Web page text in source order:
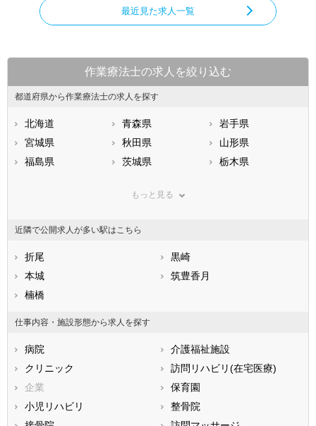
最近見た求人一覧
作業療法士の求人を絞り込む
都道府県から作業療法士の求人を探す
北海道 青森県
岩手県
宮城県
秋田県
山形県
福島県
茨城県
栃木県
神奈川県
石川県
福井県
静岡県
滋賀県
兵庫県
香川県
高知県
福岡県
長崎県
熊本県
鹿児島県
もっと見る
近隣で公開求人が多い駅はこちら
折尾
黒崎
本城
筑豊香月
楠橋
仕事内容・施設形態から求人を探す
病院
介護福祉施設
クリニック
訪問リハビリ(在宅医療)
企業
保育園
小児リハビリ
整骨院